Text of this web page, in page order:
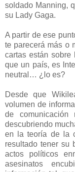
soldado Manning,
su Lady Gaga.
A partir de ese
te parecerá más o
cartas están
que un país, es
neutral… ¿lo es?
Desde que
volumen de
de
descubriendo
en la teoría de la
resultado tener su
actos políticos
asesinatos